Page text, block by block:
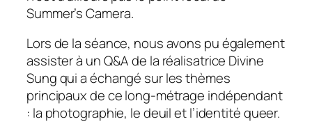
Summer’s Camera.
Lors de la séance, nous avons pu également
assister à un Q&A de la réalisatrice Divine
Sung qui a échangé sur les thèmes
principaux de ce long-métrage indépendant
: la photographie, le deuil et l’identité queer.